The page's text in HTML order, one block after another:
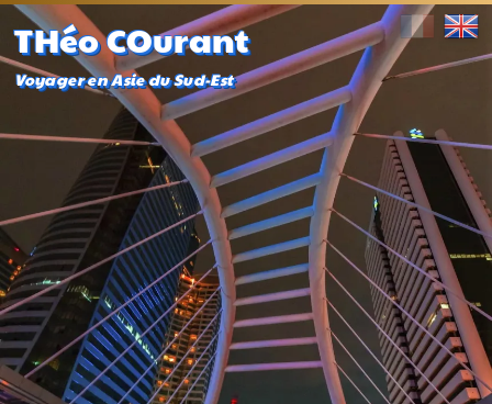
THéo COurant
Voyager en Asie du Sud-Est